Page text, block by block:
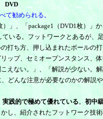
DVD
て勧められる。
」、「package1（DVD1枚）」か
る。フットワークとあるが、
ち方、押し込まれたボールの
プ、セミオープンスタンス、
ない。」、「解説が少ない
んな注意が必要なのかの解
践的で極めて優れている。初中
、紹介されたフットワーク技